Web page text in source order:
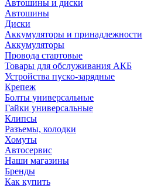
Автошины и диски
Автошины
Диски
Аккумуляторы и принадлежности
Аккумуляторы
Провода стартовые
Товары для обслуживания АКБ
Устройства пуско-зарядные
Крепеж
Болты универсальные
Гайки универсальные
Клипсы
Разъемы, колодки
Хомуты
Автосервис
Наши магазины
Бренды
Как купить